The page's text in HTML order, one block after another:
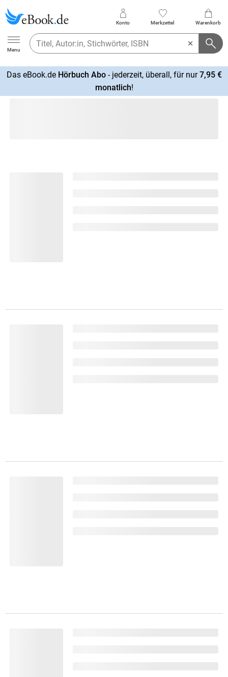
Ebook.de
Menu
Konto Merkzettel Warenkorb
Das eBook.de Hörbuch Abo- jederzeit, überall, für nur7,95 €
monatlich!